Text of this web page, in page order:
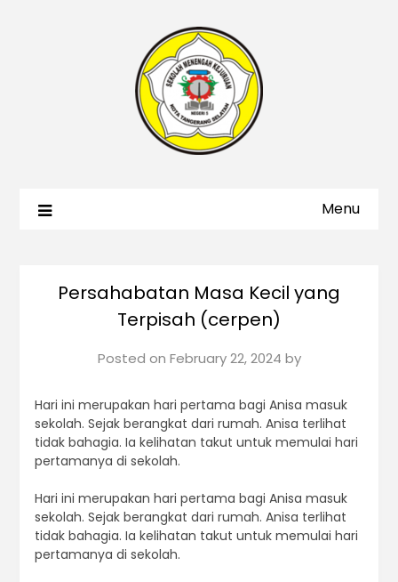
Menu
Persahabatan Masa Kecil yang
Terpisah (cerpen)
Posted on February 22, 2024 by
Hari ini merupakan hari pertama bagi Anisa masuk
sekolah. Sejak berangkat dari rumah. Anisa terlihat
tidak bahagia. Ia kelihatan takut untuk memulai hari
pertamanya di sekolah.
Hari ini merupakan hari pertama bagi Anisa masuk
sekolah. Sejak berangkat dari rumah. Anisa terlihat
tidak bahagia. Ia kelihatan takut untuk memulai hari
pertamanya di sekolah.